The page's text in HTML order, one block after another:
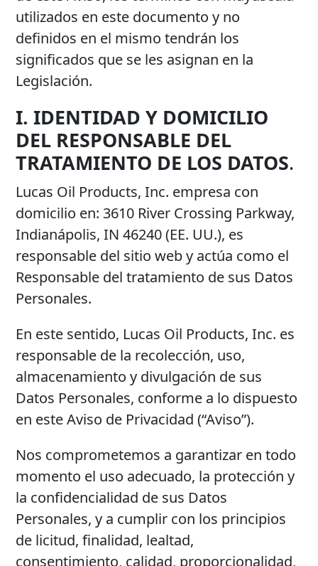
VIEW ALL PRODUCTS
utilizados en este documento y no
definidos en el mismo tendrán los
significados que se les asignan en la
Legislación.
I. IDENTIDAD Y DOMICILIO
DEL RESPONSABLE DEL
TRATAMIENTO DE LOS DATOS.
Lucas Oil Products, Inc. empresa con
domicilio en: 3610 River Crossing Parkway,
Indianápolis, IN 46240 (EE. UU.), es
responsable del sitio web y actúa como el
Responsable del tratamiento de sus Datos
Personales.
En este sentido, Lucas Oil Products, Inc. es
responsable de la recolección, uso,
almacenamiento y divulgación de sus
Datos Personales, conforme a lo dispuesto
en este Aviso de Privacidad (“Aviso”).
Nos comprometemos a garantizar en todo
momento el uso adecuado, la protección y
la confidencialidad de sus Datos
Personales, y a cumplir con los principios
de licitud, finalidad, lealtad,
consentimiento, calidad, proporcionalidad,